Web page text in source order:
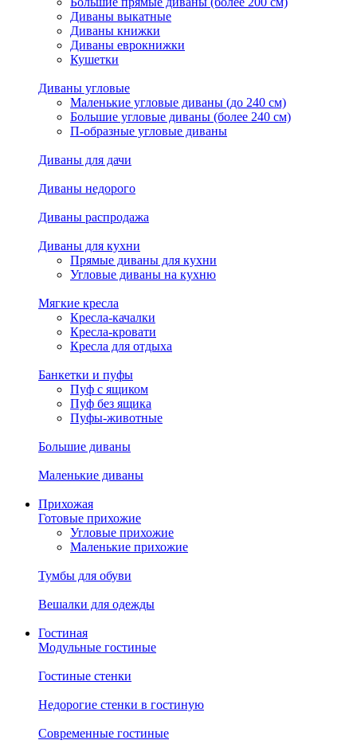
Диваны выкатные
Диваны книжки
Диваны еврокнижки
Кушетки
Диваны угловые
Маленькие угловые диваны (до 240 см)
Большие угловые диваны (более 240 см)
П-образные угловые диваны
Диваны для дачи
Диваны недорого
Диваны распродажа
Диваны для кухни
Прямые диваны для кухни
Угловые диваны на кухню
Мягкие кресла
Кресла-качалки
Кресла-кровати
Кресла для отдыха
Банкетки и пуфы
Пуф с ящиком
Пуф без ящика
Пуфы-животные
Большие диваны
Маленькие диваны
Прихожая
Готовые прихожие
Угловые прихожие
Маленькие прихожие
Тумбы для обуви
Вешалки для одежды
Гостиная
Модульные гостиные
Гостиные стенки
Недорогие стенки в гостиную
Современные гостиные